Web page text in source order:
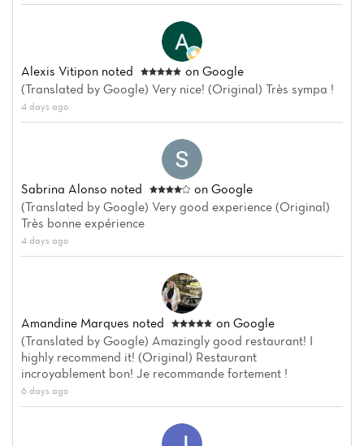
Alexis Vitipon noted
on Google
(Translated by Google) Very nice! (Original) Très sympa !
4 days ago
Sabrina Alonso noted
on Google
(Translated by Google) Very good experience (Original)
Très bonne expérience
4 days ago
Amandine Marques noted
on Google
(Translated by Google) Amazingly good restaurant! I
highly recommend it! (Original) Restaurant
incroyablement bon! Je recommande fortement !
6 days ago
Home
News
Menu
Reviews